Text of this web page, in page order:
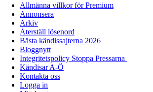
Allmänna villkor för Premium
Annonsera
Arkiv
Återställ lösenord
Bästa kändissajterna 2026
Bloggnytt
Integritetspolicy Stoppa Pressarna
Kändisar A-Ö
Kontakta oss
Logga in